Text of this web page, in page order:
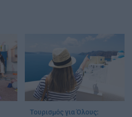
Τουρισμός για Όλους: